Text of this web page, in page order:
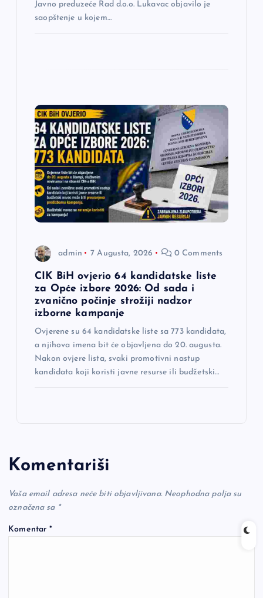
Javno preduzeće Rad d.o.o. Lukavac objavilo je
saopštenje u kojem…
admin 7 Augusta, 2026 0 Comments
CIK BiH ovjerio 64 kandidatske liste
za Opće izbore 2026: Od sada i
zvanično počinje strožiji nadzor
izborne kampanje
Ovjerene su 64 kandidatske liste sa 773 kandidata,
a njihova imena bit će objavljena do 20. augusta.
Nakon ovjere lista, svaki promotivni nastup
kandidata koji koristi javne resurse ili budžetski…
Komentariši
Vaša email adresa neće biti objavljivana. Neophodna polja su
označena sa *
Komentar*